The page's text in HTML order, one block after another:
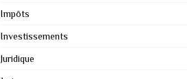
Impôts
Investissements
Juridique